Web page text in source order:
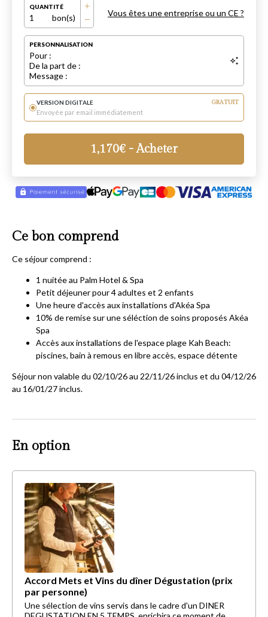
QUANTITÉ
1 bon(s) Vous êtes une entreprise ou un CE ?
PERSONNALISATION
Pour :
De la part de :
Message :
VERSION DIGITALE GRATUIT
Envoyée par email immédiatement
1,170€ - Acheter
Ce bon comprend
Ce séjour comprend :
1 nuitée au Palm Hotel & Spa
Petit déjeuner pour 4 adultes et 2 enfants
Une heure d'accès aux installations d'Akéa Spa
10% de remise sur une séléction de soins proposés Akéa
Spa
Accès aux installations de l'espace plage Kah Beach:
piscines, bain à remous en libre accès, espace détente
Séjour non valable du 02/10/26 au 22/11/26 inclus et du 04/12/26
au 16/01/27 inclus.
En option
Accord Mets et Vins du dîner Dégustation (prix
par personne)
Une sélection de vins servis dans le cadre d'un DINER